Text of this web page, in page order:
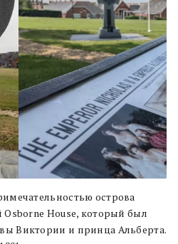
острова
Osborne House, который был
Виктории и принца Альберта.